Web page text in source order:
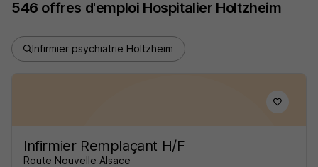
546 offres d'emploi Hospitalier Holtzheim
Infirmier psychiatrie Holtzheim
Infirmier Remplaçant H/F
Route Nouvelle Alsace